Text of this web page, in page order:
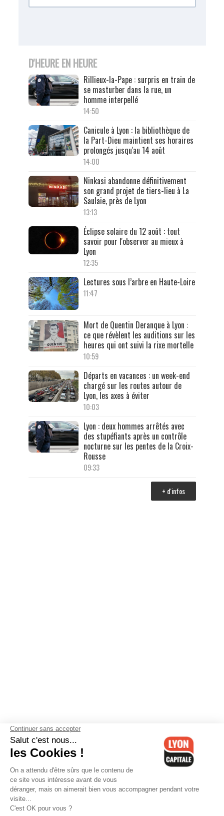
D'HEURE EN HEURE
Rillieux-la-Pape : surpris en train de
se masturber dans la rue, un
homme interpellé
14:50
Canicule à Lyon : la bibliothèque de
la Part-Dieu maintient ses horaires
prolongés jusqu'au 14 août
14:00
Ninkasi abandonne définitivement
son grand projet de tiers-lieu à La
Saulaie, près de Lyon
13:13
Éclipse solaire du 12 août : tout
savoir pour l'observer au mieux à
Lyon
12:35
Lectures sous l’arbre en Haute-Loire
11:47
Mort de Quentin Deranque à Lyon :
ce que révèlent les auditions sur les
heures qui ont suivi la rixe mortelle
10:59
Départs en vacances : un week-end
chargé sur les routes autour de
Lyon, les axes à éviter
10:03
Lyon : deux hommes arrêtés avec
des stupéfiants après un contrôle
nocturne sur les pentes de la Croix-
Rousse
09:33
+ d'infos